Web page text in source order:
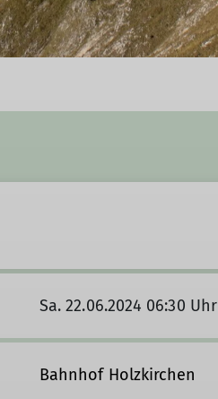
Sa. 22.06.2024 06:30 Uhr
Bahnhof Holzkirchen